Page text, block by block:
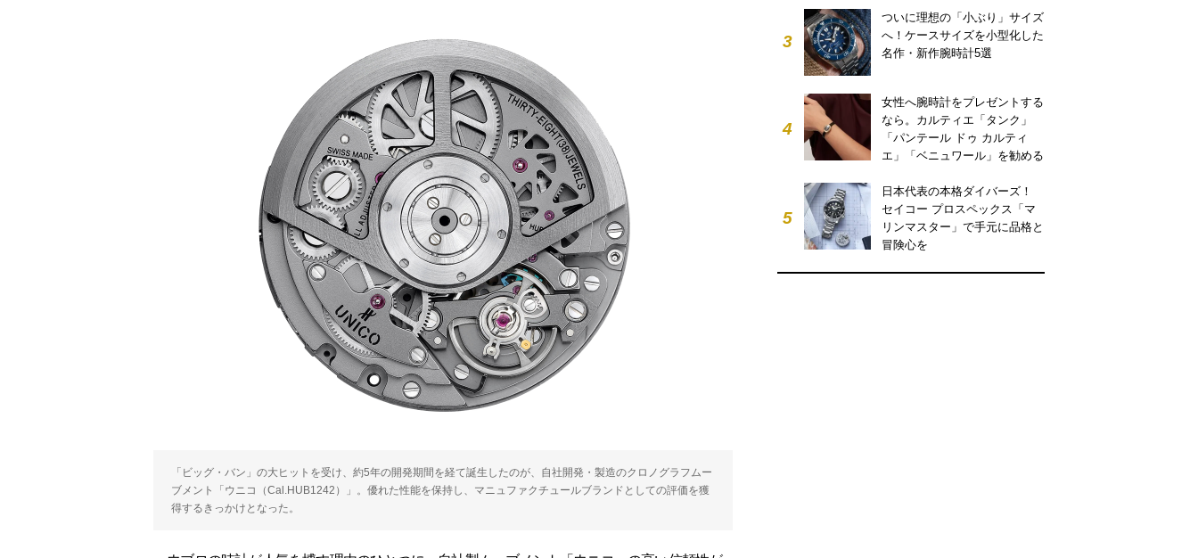
「ビッグ・バン」の大ヒットを受け、約5年の開発期間を経て誕生したのが、自社開発・製造のクロノグラフムー
ブメント「ウニコ（Cal.HUB1242）」。優れた性能を保持し、マニュファクチュールブランドとしての評価を獲
得するきっかけとなった。
3
ついに理想の「小ぶり」サイズ
へ！ケースサイズを小型化した
名作・新作腕時計5選
4
女性へ腕時計をプレゼントする
なら。カルティエ「タンク」
「パンテール ドゥ カルティ
エ」「ベニュワール」を勧める
5
日本代表の本格ダイバーズ！
セイコー プロスペックス「マ
リンマスター」で手元に品格と
冒険心を